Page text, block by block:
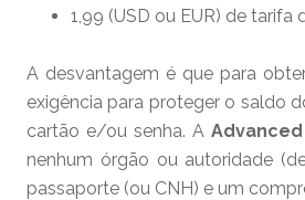
1,99 (USD ou EUR) de tarifa
A desvantagem é que para
exigência para proteger o saldo
cartão e/ou senha. A Advanced
nenhum órgão ou autoridade
passaporte (ou CNH) e um